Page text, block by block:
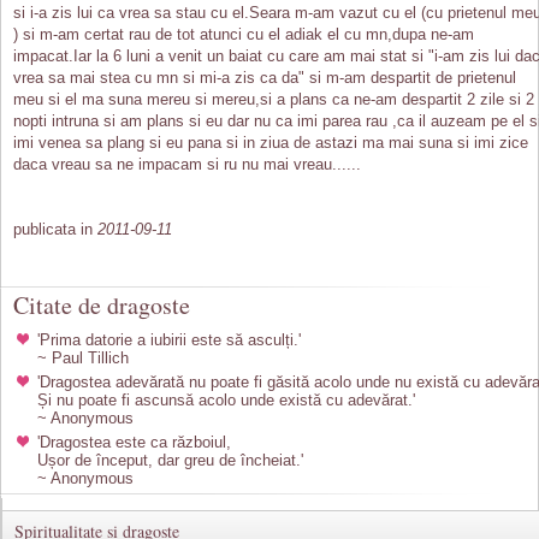
si i-a zis lui ca vrea sa stau cu el.Seara m-am vazut cu el (cu prietenul
) si m-am certat rau de tot atunci cu el adiak el cu mn,dupa ne-am
impacat.Iar la 6 luni a venit un baiat cu care am mai stat si "i-am zis lui
vrea sa mai stea cu mn si mi-a zis ca da" si m-am despartit de prietenul
meu si el ma suna mereu si mereu,si a plans ca ne-am despartit 2 zile si 2
nopti intruna si am plans si eu dar nu ca imi parea rau ,ca il auzeam pe el
imi venea sa plang si eu pana si in ziua de astazi ma mai suna si imi zice
daca vreau sa ne impacam si ru nu mai vreau......
publicata in 2011-09-11
Citate de dragoste
'Prima datorie a iubirii este să asculți.'
~ Paul Tillich
'Dragostea adevărată nu poate fi găsită acolo unde nu există cu
Și nu poate fi ascunsă acolo unde există cu adevărat.'
~ Anonymous
'Dragostea este ca războiul,
Ușor de început, dar greu de încheiat.'
~ Anonymous
Spiritualitate si dragoste